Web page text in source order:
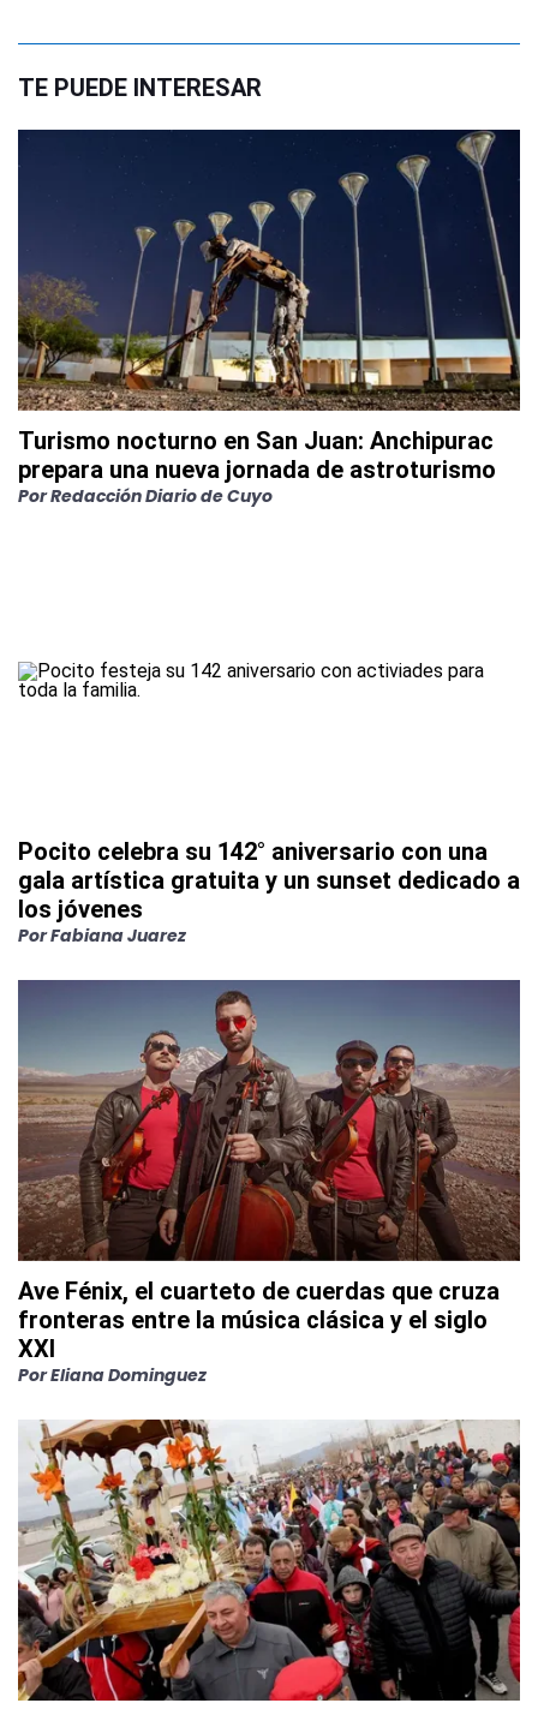
TE PUEDE INTERESAR
Turismo nocturno en San Juan: Anchipurac
prepara una nueva jornada de astroturismo
PorRedacción Diario de Cuyo
Pocito celebra su 142° aniversario con una
gala artística gratuita y un sunset dedicado a
los jóvenes
PorFabiana Juarez
Ave Fénix, el cuarteto de cuerdas que cruza
fronteras entre la música clásica y el siglo
XXI
PorEliana Dominguez